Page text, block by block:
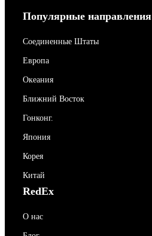
Популярные направления
Соединенные Штаты
Европа
Океания
Ближний Восток
Гонконг.
Япония
Корея
Китай
RedEx
О нас